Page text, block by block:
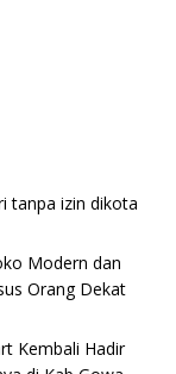
tanpa izin dikota
Modern dan
Orang Dekat
Kembali Hadir